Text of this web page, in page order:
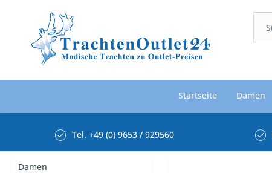
Startseite Damen
Tel. +49 (0) 9653 / 929560
Damen